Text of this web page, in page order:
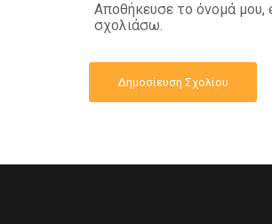
Αποθήκευσε το όνομά μου,
σχολιάσω.